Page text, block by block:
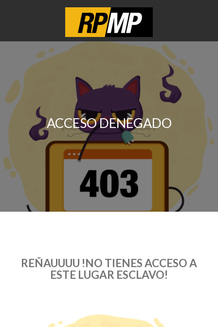
ACCESO DENEGADO
REÑAUUUU !NO TIENES ACCESO A
ESTE LUGAR ESCLAVO!